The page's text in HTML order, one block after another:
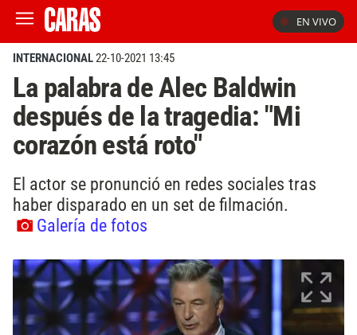
EN VIVO
INTERNACIONAL22-10-2021 13:45
La palabra de Alec Baldwin
después de la tragedia: "Mi
corazón está roto"
El actor se pronunció en redes sociales tras
haber disparado en un set de filmación.
Galería de fotos